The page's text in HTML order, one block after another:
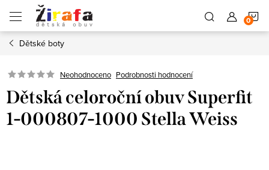
obsah
Dětské boty
Neohodnoceno Podrobnosti hodnocení
Dětská celoroční obuv Superfit
1-000807-1000 Stella Weiss